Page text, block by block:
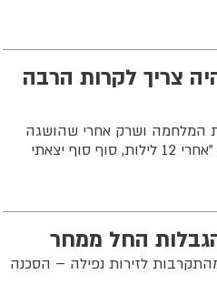
צריך לקרות הרבה
המלחמה ושרק אחרי שהושגה
הפסקת אש, היא מרגישה בטוחה מספיק לצאת מהבית. "אחרי 12 לילות, סוף סוף יצאתי
החל ממחר
לזירות נפילה – הסכנה